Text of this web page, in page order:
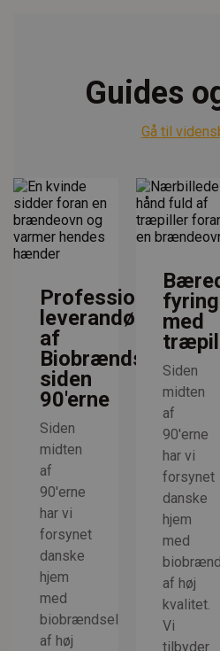
Guides
Gå til
Professionel
leverandør
af
Biobrændsel
siden
90'erne
Siden
midten
af
90'erne
har vi
forsynet
danske
hjem
med
biobrændsel
af høj
fyring
med
Siden
midten
af
90'erne
har vi
forsynet
danske
hjem
med
af høj
kvalitet.
Vi
tilbyder